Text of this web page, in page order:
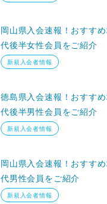
岡山県入会速報！おすす
代後半女性会員をご紹介
新規入会者情報
徳島県入会速報！おすす
代後半男性会員をご紹介
新規入会者情報
岡山県入会速報！おすす
代男性会員をご紹介
新規入会者情報